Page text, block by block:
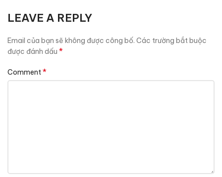
LEAVE A REPLY
Email của bạn sẽ không được công bố. Các trường bắt buộc
được đánh dấu *
Comment*